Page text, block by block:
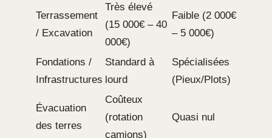
Terrassement
/ Excavation
Très élevé
(15 000€ – 40
000€)
Faible (2 000€
– 5 000€)
Fondations /
Infrastructures
Standard à
lourd
Spécialisées
(Pieux/Plots)
Évacuation
des terres
Coûteux
(rotation
camions)
Quasi nul